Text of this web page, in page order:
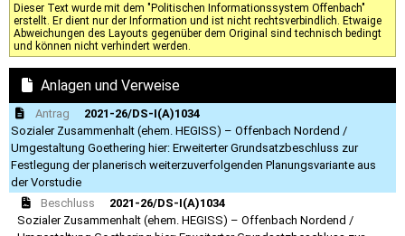
Dieser Text wurde mit dem "Politischen Informationssystem Offenbach"
erstellt. Er dient nur der Information und ist nicht rechtsverbindlich. Etwaige
Abweichungen des Layouts gegenüber dem Original sind technisch bedingt
und können nicht verhindert werden.
Anlagen und Verweise
Antrag
2021-26/DS-I(A)1034
Sozialer Zusammenhalt (ehem. HEGISS) – Offenbach Nordend /
Umgestaltung Goethering hier: Erweiterter Grundsatzbeschluss zur
Festlegung der planerisch weiterzuverfolgenden Planungsvariante aus
der Vorstudie
Beschluss
2021-26/DS-I(A)1034
Sozialer Zusammenhalt (ehem. HEGISS) – Offenbach Nordend /